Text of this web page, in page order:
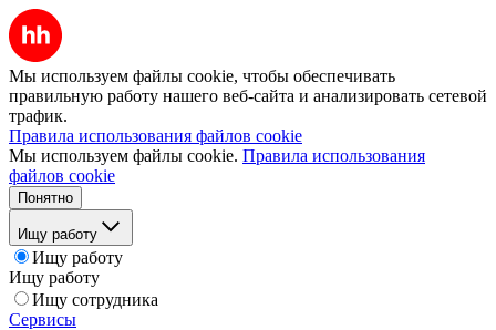
Мы используем файлы cookie, чтобы обеспечивать
правильную работу нашего веб-сайта и анализировать сетевой
трафик.
Правила использования файлов cookie
Мы используем файлы cookie. Правила использования
файлов cookie
Понятно
Ищу работу
Ищу работу
Ищу работу
Ищу сотрудника
Сервисы